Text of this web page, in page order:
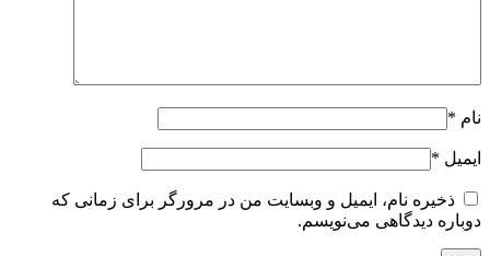
نام *
ایمیل *
ذخیره نام، ایمیل و وبسایت من در مرورگر برای زمانی که
دوباره دیدگاهی می‌نویسم.